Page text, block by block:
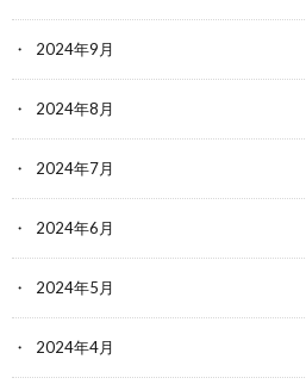
2024年9月
2024年8月
2024年7月
2024年6月
2024年5月
2024年4月